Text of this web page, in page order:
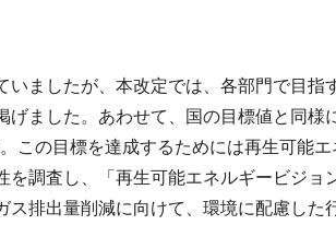
ましたが、本改定では、各部門で目指
ました。あわせて、国の目標値と同様
この目標を達成するためには再生可能
調査し、「再生可能エネルギービジョ
排出量削減に向けて、環境に配慮した